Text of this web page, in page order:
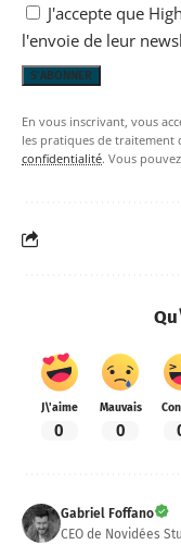
J'accepte que
l'envoie de leur
En vous inscrivant, vous
les pratiques de traitement
confidentialité. Vous
J\'aime
0
Mauvais
0
Gabriel Foffano
CEO de Novidées